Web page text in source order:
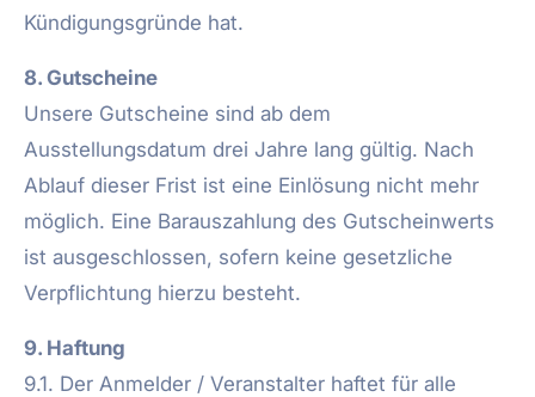
Kündigungsgründe hat.
8. Gutscheine
Unsere Gutscheine sind ab dem
Ausstellungsdatum drei Jahre lang gültig. Nach
Ablauf dieser Frist ist eine Einlösung nicht mehr
möglich. Eine Barauszahlung des Gutscheinwerts
ist ausgeschlossen, sofern keine gesetzliche
Verpflichtung hierzu besteht.
9. Haftung
9.1. Der Anmelder / Veranstalter haftet für alle